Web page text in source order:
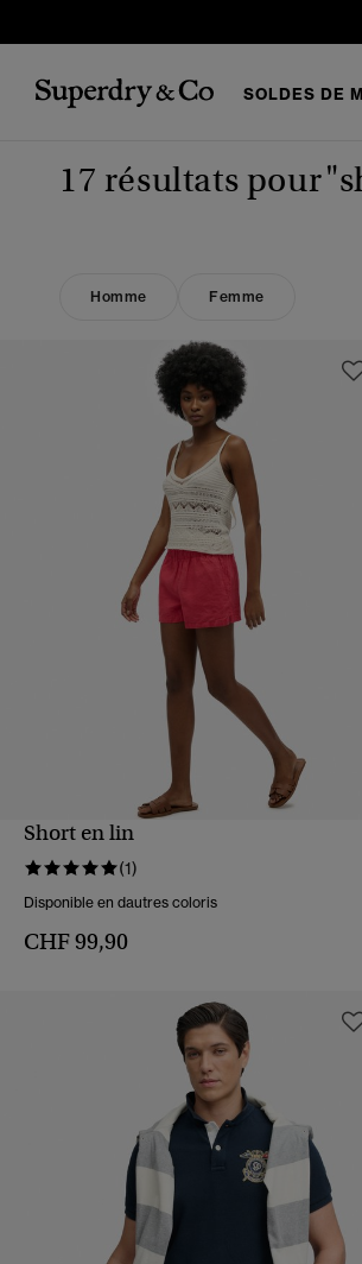
SOLDES DE
17 résultats pour
Homme Femme
Short en lin
(1)
Disponible en dautres coloris
CHF 99,90